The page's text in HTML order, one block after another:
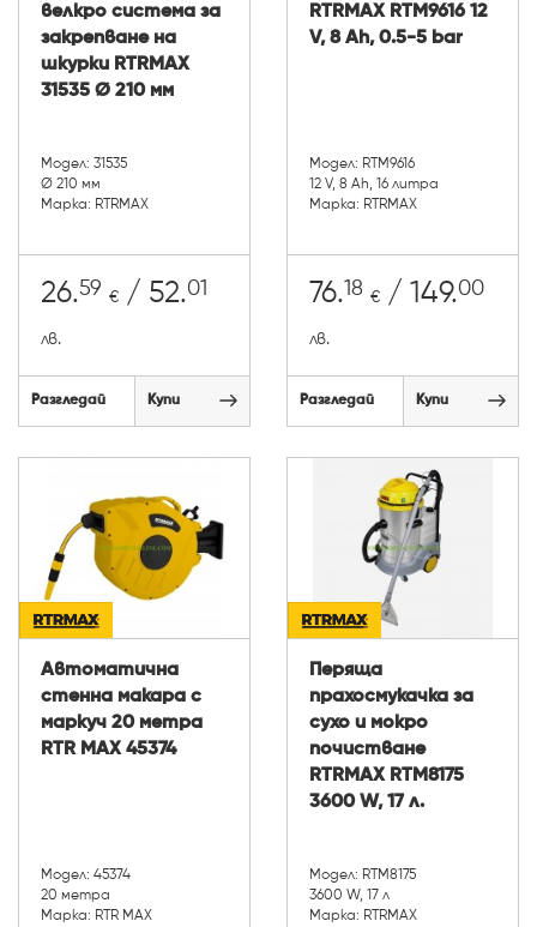
велкро система за
закрепване на
шкурки RTRMAX
31535 Ø 210 мм
Модел: 31535
Ø 210 мм
Марка: RTRMAX
26.59 € / 52.01
лв.
Разгледай Купи
RTRMAX RTM9616 12
V, 8 Ah, 0.5-5 bar
Модел: RTM9616
12 V, 8 Ah, 16 литра
Марка: RTRMAX
76.18 € / 149.00
лв.
Разгледай Купи
Автоматична
стенна макара с
маркуч 20 метра
RTR MAX 45374
Модел: 45374
20 метра
Марка: RTR MAX
Перяща
прахосмукачка за
сухо и мокро
почистване
RTRMAX RTM8175
3600 W, 17 л.
Модел: RTM8175
3600 W, 17 л
Марка: RTRMAX